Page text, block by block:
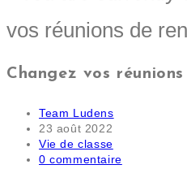
Changez vos
Team Ludens
23 août 2022
Vie de classe
0 commentaire